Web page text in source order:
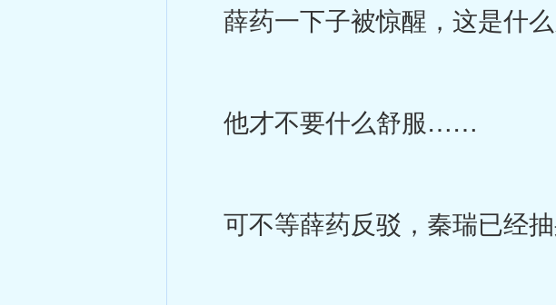
薛药一下子被惊醒，这是什么
他才不要什么舒服……
可不等薛药反驳，秦瑞已经抽